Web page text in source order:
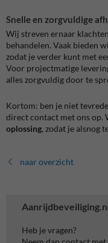
Heb je vragen?
Snelle en zorgvuldige
Wij streven ernaar
behandelen. Vaak bieden
zodat je verder kunt met
Voor projectmatige
alles zorgvuldig door te
Kortom: ben je niet
direct contact met ons op.
oplossing, zodat je alsnog
naar overzicht